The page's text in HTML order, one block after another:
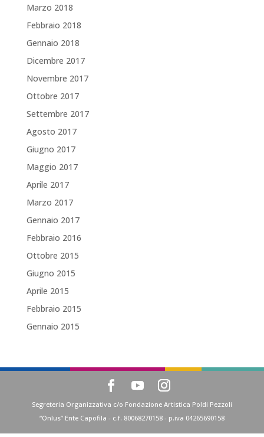
Marzo 2018
Febbraio 2018
Gennaio 2018
Dicembre 2017
Novembre 2017
Ottobre 2017
Settembre 2017
Agosto 2017
Giugno 2017
Maggio 2017
Aprile 2017
Marzo 2017
Gennaio 2017
Febbraio 2016
Ottobre 2015
Giugno 2015
Aprile 2015
Febbraio 2015
Gennaio 2015
Segreteria Organizzativa c/o Fondazione Artistica Poldi Pezzoli
“Onlus” Ente Capofila - c.f. 80068270158 - p.iva 04265690158